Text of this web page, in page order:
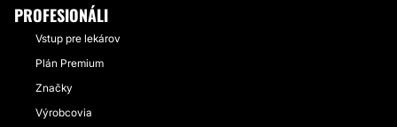
PROFESIONÁLI
Vstup pre lekárov
Plán Premium
Značky
Výrobcovia